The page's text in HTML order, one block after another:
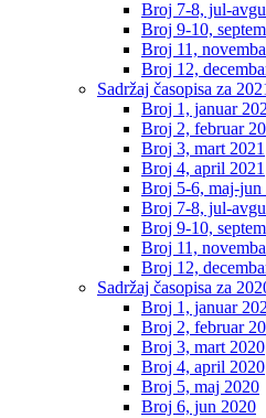
Broj 7-8, jul-
Broj 9-10,
Broj 11,
Broj 12,
Sadržaj časopisa za
Broj 1, januar
Broj 2, februar
Broj 3, mart 2021
Broj 4, april 2021
Broj 5-6, maj-jun
Broj 7-8, jul-
Broj 9-10,
Broj 11,
Broj 12,
Sadržaj časopisa za
Broj 1, januar
Broj 2, februar
Broj 3, mart 2020
Broj 4, april 2020
Broj 5, maj 2020
Broj 6, jun 2020